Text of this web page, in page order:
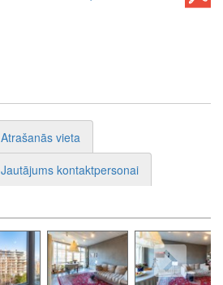
Atrašanās vieta
Jautājums kontaktpersonai